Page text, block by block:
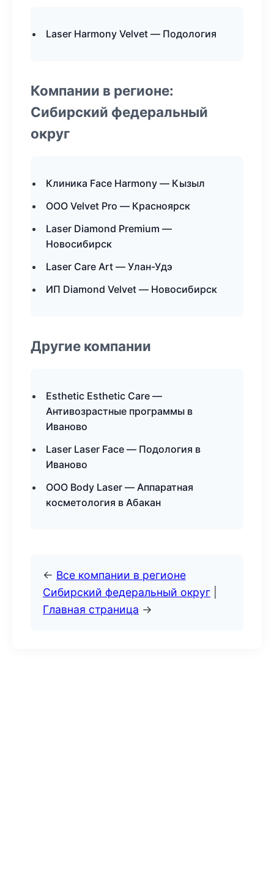
Laser Harmony Velvet — Подология
Компании в регионе:
Сибирский федеральный
округ
Клиника Face Harmony — Кызыл
ООО Velvet Pro — Красноярск
Laser Diamond Premium —
Новосибирск
Laser Care Art — Улан-Удэ
ИП Diamond Velvet — Новосибирск
Другие компании
Esthetic Esthetic Care —
Антивозрастные программы в
Иваново
Laser Laser Face — Подология в
Иваново
ООО Body Laser — Аппаратная
косметология в Абакан
← Все компании в регионе
Сибирский федеральный округ
Главная страница →